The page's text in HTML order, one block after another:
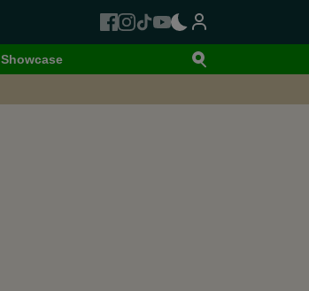
Showcase